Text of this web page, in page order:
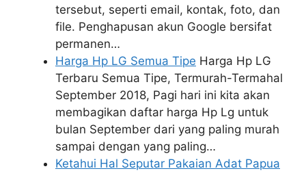
tersebut, seperti email, kontak, foto, dan
file. Penghapusan akun Google bersifat
permanen…
Harga Hp LG Semua Tipe Harga Hp LG
Terbaru Semua Tipe, Termurah-Termahal
September 2018, Pagi hari ini kita akan
membagikan daftar harga Hp Lg untuk
bulan September dari yang paling murah
sampai dengan yang paling…
Ketahui Hal Seputar Pakaian Adat Papua